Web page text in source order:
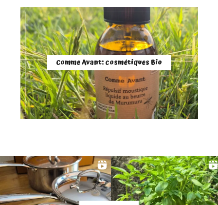
Comme Avant: cosmétiques Bio